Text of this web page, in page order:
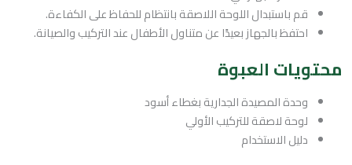
قم باستبدال اللوحة اللاصقة بانتظام للحفاظ على الكفاءة.
احتفظ بالجهاز بعيدًا عن متناول الأطفال عند التركيب والصيانة.
محتويات العبوة
وحدة المصيدة الجدارية بغطاء أسود
لوحة لاصقة للتركيب الأولي
دليل الاستخدام